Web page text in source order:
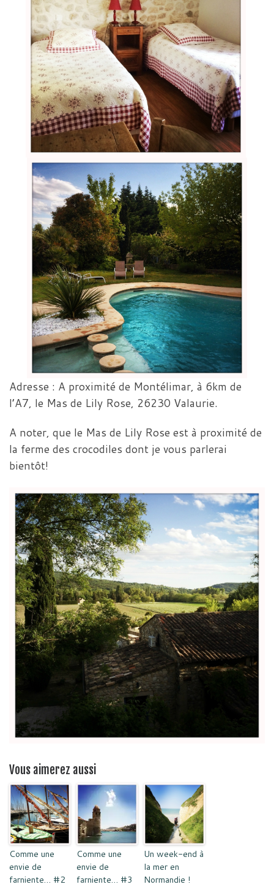
Adresse : A proximité de Montélimar, à 6km de
l’A7, le Mas de Lily Rose, 26230 Valaurie.
A noter, que le Mas de Lily Rose est à proximité de
la ferme des crocodiles dont je vous parlerai
bientôt!
Vous aimerez aussi
Comme une
envie de
farniente… #2
Comme une
envie de
farniente… #3
Un week-end à
la mer en
Normandie !